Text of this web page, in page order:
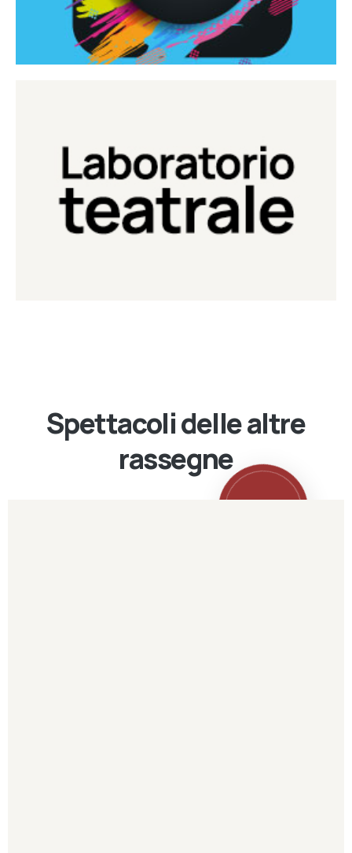
Laboratorio Teatrale
Laboratorio di teatro del Teatro Eduardo de Filippo
Continua
Spettacoli delle altre
rassegne